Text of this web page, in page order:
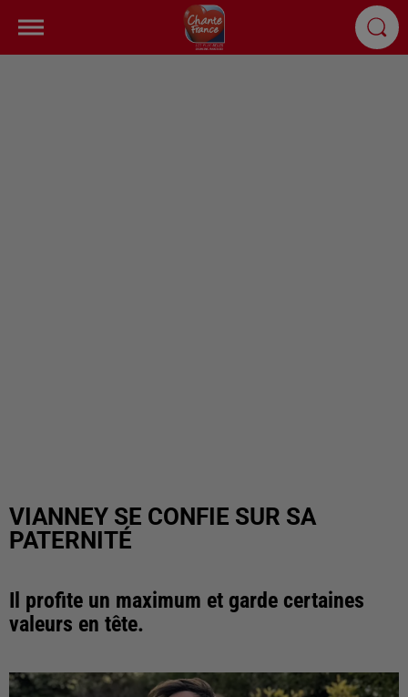
VIANNEY SE CONFIE SUR SA
PATERNITÉ
Il profite un maximum et garde certaines
valeurs en tête.